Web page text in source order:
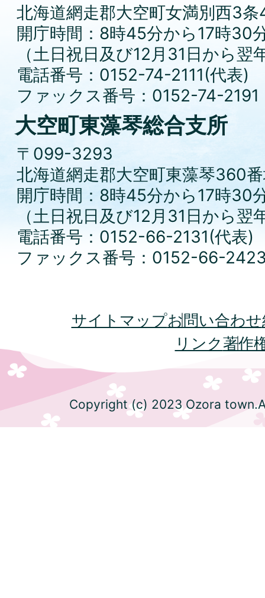
北海道網走郡大空町女満別西3条
開庁時間：8時45分から17時30
（土日祝日及び12月31日から
電話番号：0152-74-2111(代表)
ファックス番号：0152-74-2191
大空町東藻琴総合支所
〒099-3293
北海道網走郡大空町東藻琴360
開庁時間：8時45分から17時30
（土日祝日及び12月31日から
電話番号：0152-66-2131(代表)
ファックス番号：0152-66-
サイトマップお問い合わせ
リンク著作
Copyright (c) 2023 Ozora